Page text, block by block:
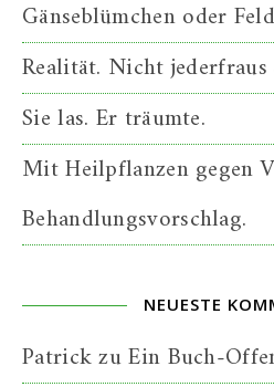
Gänseblümchen oder
Realität. Nicht jederfraus
Sie las. Er träumte.
Mit Heilpflanzen gegen
Behandlungsvorschlag.
NEUESTE
PatrickzuEin Buch-